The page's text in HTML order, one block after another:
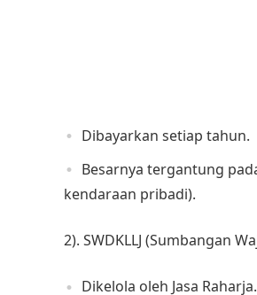
Dibayarkan setiap tahun.
Besarnya tergantung
kendaraan pribadi).
2). SWDKLLJ (Sumbangan
Dikelola oleh Jasa Raharja.